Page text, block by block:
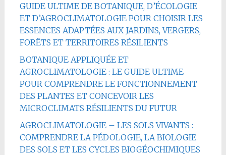
GUIDE ULTIME DE BOTANIQUE, D’ÉCOLOGIE
ET D’AGROCLIMATOLOGIE POUR CHOISIR LES
ESSENCES ADAPTÉES AUX JARDINS, VERGERS,
FORÊTS ET TERRITOIRES RÉSILIENTS
BOTANIQUE APPLIQUÉE ET
AGROCLIMATOLOGIE : LE GUIDE ULTIME
POUR COMPRENDRE LE FONCTIONNEMENT
DES PLANTES ET CONCEVOIR LES
MICROCLIMATS RÉSILIENTS DU FUTUR
AGROCLIMATOLOGIE – LES SOLS VIVANTS :
COMPRENDRE LA PÉDOLOGIE, LA BIOLOGIE
DES SOLS ET LES CYCLES BIOGÉOCHIMIQUES